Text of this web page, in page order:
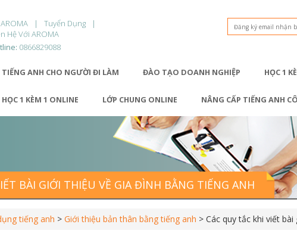
Tuyển Dụng
Hệ Với AROMA
0866829088
TIẾNG ANH CHO NGƯỜI ĐI LÀM ĐÀO TẠO DOANH NGHIỆP HỌC 1
HỌC 1 KÈM 1 ONLINE LỚP CHUNG ONLINE NÂNG CẤP TIẾNG ANH
BÀI GIỚI THIỆU VỀ GIA ĐÌNH BẰNG TIẾNG ANH
tiếng anh > Giới thiệu bản thân bằng tiếng anh > Các quy tắc khi viết